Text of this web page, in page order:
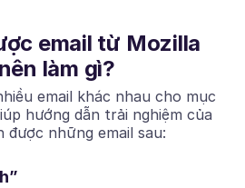
email từ Mozilla
làm gì?
email khác nhau cho mục
hướng dẫn trải nghiệm của
được những email sau: